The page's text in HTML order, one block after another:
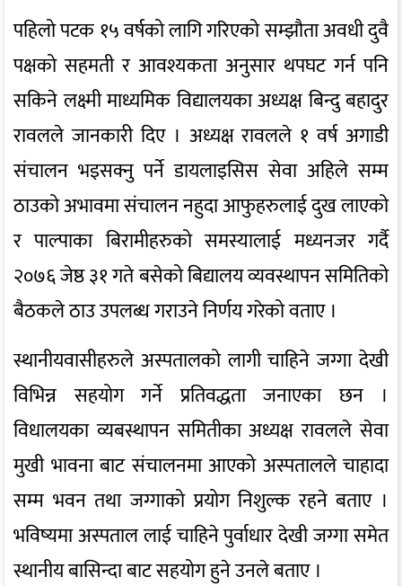
पहिलो पटक १५ वर्षको लागि गरिएको सम्झौता अवधी दुवै
पक्षको सहमती र आवश्यकता अनुसार थपघट गर्न पनि
सकिने लक्ष्मी माध्यमिक विद्यालयका अध्यक्ष बिन्दु बहादुर
रावलले जानकारी दिए । अध्यक्ष रावलले १ वर्ष अगाडी
संचालन भइसक्नु पर्ने डायलाइसिस सेवा अहिले सम्म
ठाउको अभावमा संचालन नहुदा आफुहरुलाई दुख लाएको
र पाल्पाका बिरामीहरुको समस्यालाई मध्यनजर गर्दै
२०७६ जेष्ठ ३१ गते बसेको बिद्यालय व्यवस्थापन समितिको
बैठकले ठाउ उपलब्ध गराउने निर्णय गरेको वताए ।
स्थानीयवासीहरुले अस्पतालको लागी चाहिने जग्गा देखी
विभिन्न सहयोग गर्ने प्रतिवद्धता जनाएका छन ।
विधालयका व्यबस्थापन समितीका अध्यक्ष रावलले सेवा
मुखी भावना बाट संचालनमा आएको अस्पतालले चाहादा
सम्म भवन तथा जग्गाको प्रयोग निशुल्क रहने बताए ।
भविष्यमा अस्पताल लाई चाहिने पुर्वाधार देखी जग्गा समेत
स्थानीय बासिन्दा बाट सहयोग हुने उनले बताए ।